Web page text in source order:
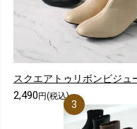
2,490円(税込)